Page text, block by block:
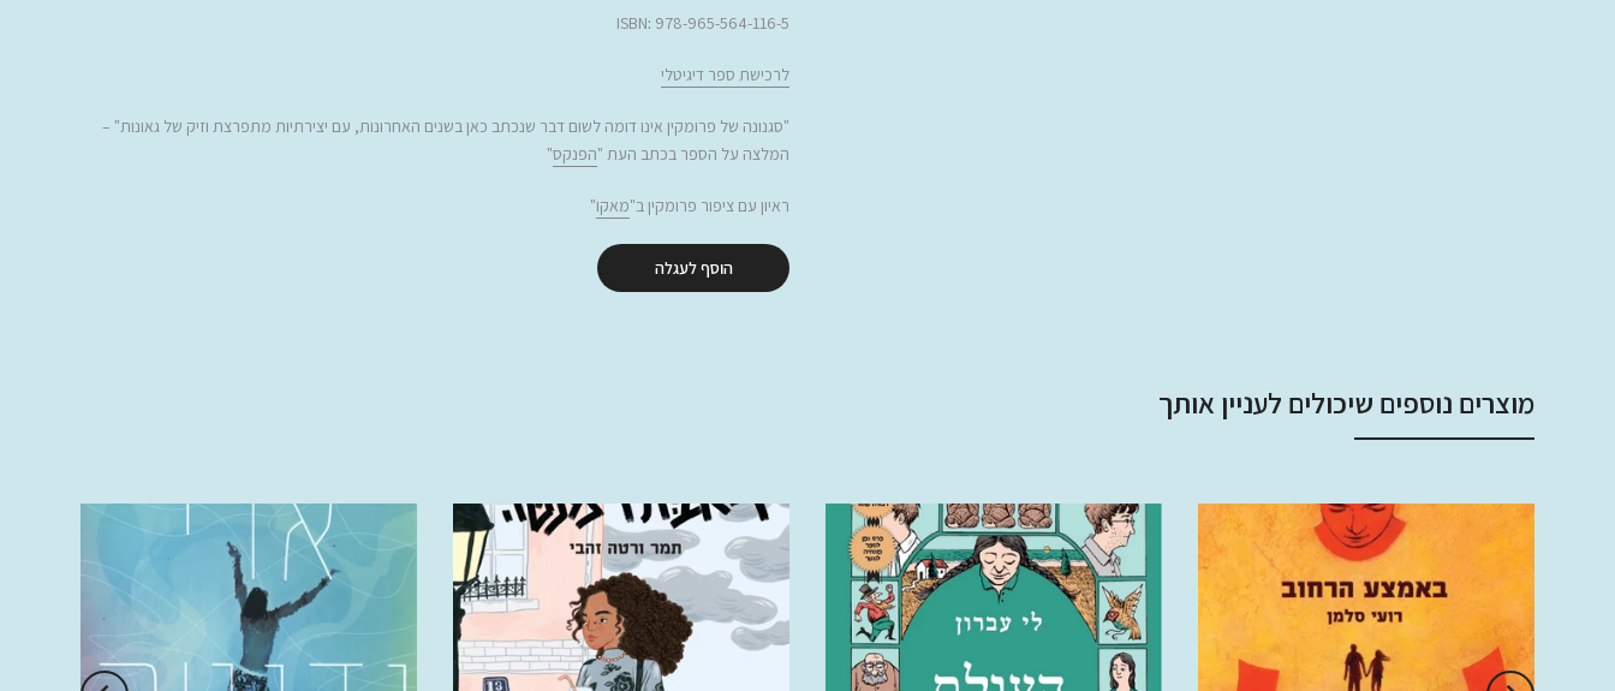
ISBN: 978-965-564-116-5
לרכישת ספר דיגיטלי
"סגנונה של פרומקין אינו דומה לשום דבר שנכתב כאן בשנים האחרונות, עם יצירתיות מתפרצת וזיק של גאונות" –
המלצה על הספר בכתב העת "הפנקס"
ראיון עם ציפור פרומקין ב"מאקו"
הוסף לעגלה
מוצרים נוספים שיכולים לעניין אותך